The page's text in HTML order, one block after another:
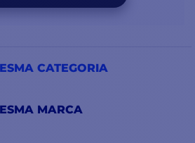
CATEGORIA
MARCA